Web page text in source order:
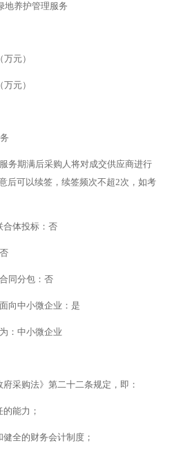
地养护管理服务
元）
元）
务期满后采购人将对成交供应商进行
后可以续签，续签频次不超2次，如考
合体投标：否
同分包：否
向中小微企业：是
：中小微企业
采购法》第二十二条规定，即：
能力；
健全的财务会计制度；